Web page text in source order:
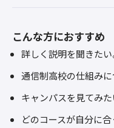
こんな方におすすめ
詳しく説明を聞きたい
通信制高校の仕組みに
キャンパスを見てみた
どのコースが自分に合